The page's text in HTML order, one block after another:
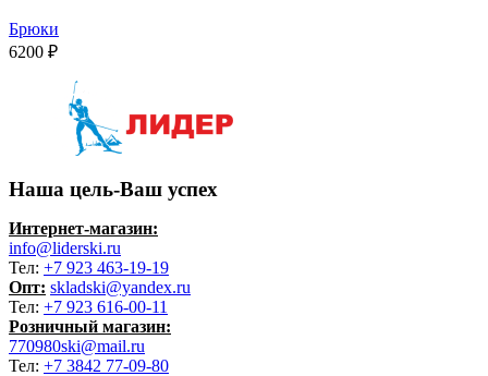
Брюки
6200 ₽
Наша цель-Ваш успех
Интернет-магазин:
info@liderski.ru
Тел: +7 923 463-19-19
Опт: skladski@yandex.ru
Тел: +7 923 616-00-11
Розничный магазин:
770980ski@mail.ru
Тел: +7 3842 77-09-80